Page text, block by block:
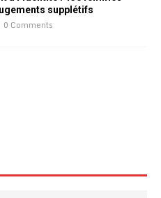
supplétifs
0 Comments